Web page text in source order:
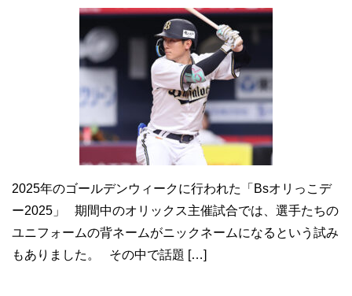
2025年のゴールデンウィークに行われた「Bsオリっこデ
ー2025」 期間中のオリックス主催試合では、選手たちの
ユニフォームの背ネームがニックネームになるという試み
もありました。 その中で話題 […]